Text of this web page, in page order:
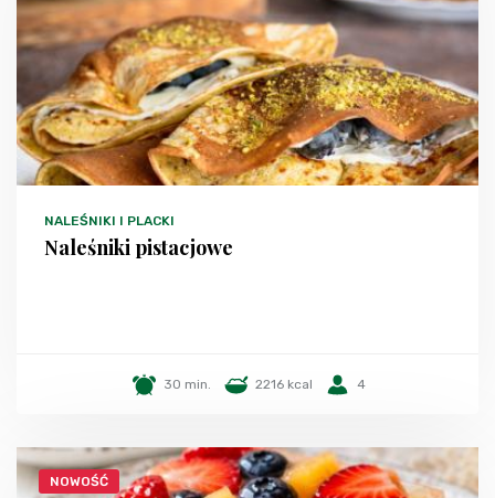
NALEŚNIKI I PLACKI
Naleśniki pistacjowe
30 min. 2216 kcal 4
NOWOŚĆ